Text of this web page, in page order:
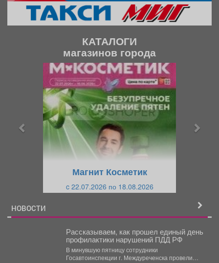
КАТАЛОГИ
магазинов города
Магнит Косметик
c 22.07.2026 по 18.08.2026
НОВОСТИ
Рассказываем, как прошел единый день
профилактики нарушений ПДД РФ
В минувшую пятницу сотрудники
Госавтоинспекции г. Междуреченска провели